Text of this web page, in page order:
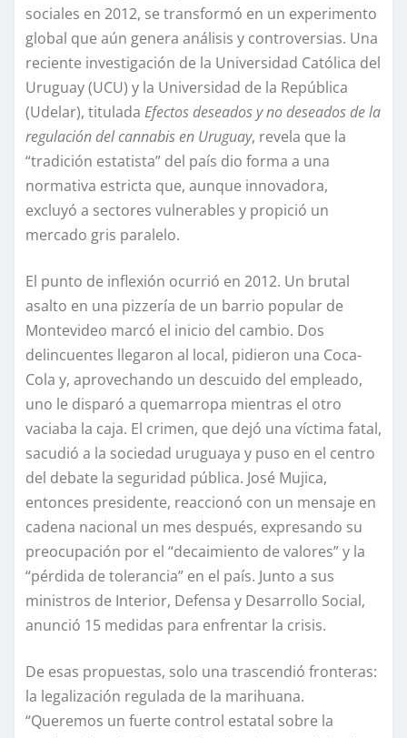
sociales en 2012, se transformó en un experimento
global que aún genera análisis y controversias. Una
reciente investigación de la Universidad Católica del
Uruguay (UCU) y la Universidad de la República
(Udelar), titulada Efectos deseados y no deseados de la
regulación del cannabis en Uruguay, revela que la
“tradición estatista” del país dio forma a una
normativa estricta que, aunque innovadora,
excluyó a sectores vulnerables y propició un
mercado gris paralelo.
El punto de inflexión ocurrió en 2012. Un brutal
asalto en una pizzería de un barrio popular de
Montevideo marcó el inicio del cambio. Dos
delincuentes llegaron al local, pidieron una Coca-
Cola y, aprovechando un descuido del empleado,
uno le disparó a quemarropa mientras el otro
vaciaba la caja. El crimen, que dejó una víctima fatal,
sacudió a la sociedad uruguaya y puso en el centro
del debate la seguridad pública. José Mujica,
entonces presidente, reaccionó con un mensaje en
cadena nacional un mes después, expresando su
preocupación por el “decaimiento de valores” y la
“pérdida de tolerancia” en el país. Junto a sus
ministros de Interior, Defensa y Desarrollo Social,
anunció 15 medidas para enfrentar la crisis.
De esas propuestas, solo una trascendió fronteras:
la legalización regulada de la marihuana.
“Queremos un fuerte control estatal sobre la